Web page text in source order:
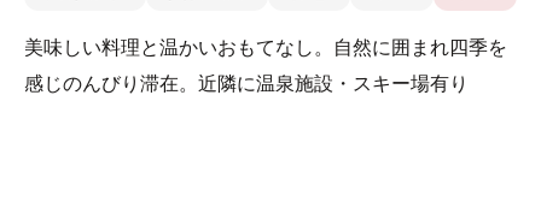
美味しい料理と温かいおもてなし。自然に囲まれ四季を
感じのんびり滞在。近隣に温泉施設・スキー場有り